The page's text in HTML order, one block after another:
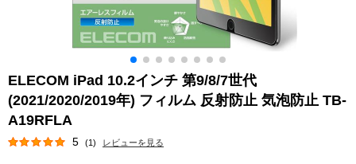
ELECOM iPad 10.2インチ 第9/8/7世代
(2021/2020/2019年) フィルム 反射防止 気泡防止 TB-
A19RFLA
5 (1) レビューを見る